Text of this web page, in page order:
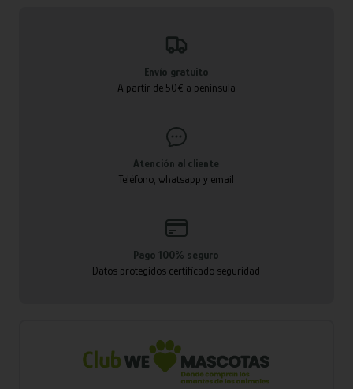
Envío gratuito
A partir de 50€ a península
Atención al cliente
Teléfono, whatsapp y email
Pago 100% seguro
Datos protegidos certificado seguridad